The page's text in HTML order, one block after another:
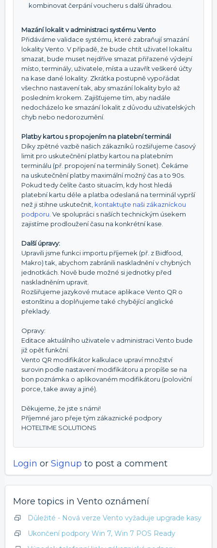
kombinovat čerpání voucheru s další úhradou.
Mazání lokalit v administraci systému Vento
Přidáváme validace systému, které zabraňují smazání
lokality Vento. V případě, že bude chtít uživatel lokalitu
smazat, bude muset nejdříve smazat přiřazené výdejní
místo, terminály, uživatele, místa a uzavřít veškeré účty
na kase dané lokality. Zkrátka postupně vypořádat
všechno nastavení tak, aby smazání lokality bylo až
posledním krokem. Zajišťujeme tím, aby nadále
nedocházelo ke smazání lokalit z důvodu uživatelských
chyb nebo nedorozumění.
Platby kartou s propojením na platební terminál
Díky zpětné vazbě našich zákazníků rozšiřujeme časový
limit pro uskutečnění platby kartou na platebním
terminálu (př. propojení na terminály Sonet). Čekáme
na uskutečnění platby maximální možný čas a to 90s.
Pokud tedy čelíte často situacím, kdy host hledá
platební kartu déle a platba odeslaná na terminál vyprší
než ji stihne uskutečnit, kontaktujte naši zákazníckou
podporu . Ve spolupráci s naších technickým úsekem
zajistíme prodloužení času na konkrétní kase.
Další úpravy:
Upravili jsme funkci importu příjemek (př. z Bidfood,
Makro) tak, abychom zabránili naskladnění v chybných
jednotkách. Nově bude možné si jednotky před
naskladněním upravit.
Rozšiřujeme jazykové mutace aplikace Vento QR o
estonštinu a doplňujeme také chybějící anglické
překlady.
Opravy:
Editace aktuálního uživatele v administraci Vento bude
již opět funkční.
Vento QR modifikátor kalkulace upraví množství
surovin podle nastavení modifikátoru a propíše se na
bon poznámka o aplikovaném modifikátoru (poloviční
porce, take away a jiné).
Děkujeme, že jste s námi!
Příjemné jaro přeje tým zákaznické podpory
HOTELTIME SOLUTIONS
Login or Signup to post a comment
More topics in Vento oznámení
Důležité - Nová verze Vento vyžaduje upgrade kasy
Ukončení podpory Win 7, Win 7 POS Ready